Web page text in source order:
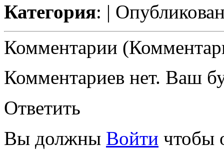
Категория: |
Комментарии
Комментариев нет. Ваш
Ответить
Вы должны Войти чтобы